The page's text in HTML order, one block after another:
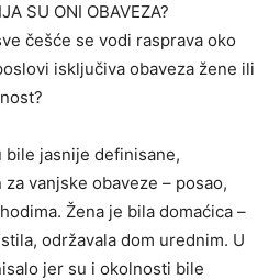
SU ONI OBAVEZA?
češće se vodi rasprava oko
isključiva obaveza žene ili
bile jasnije definisane,
vanjske obaveze – posao,
Žena je bila domaćica –
održavala dom urednim. U
jer su i okolnosti bile